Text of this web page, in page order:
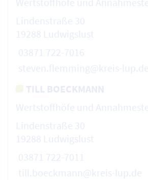
Lindenstraße 30
19288 Ludwigslust
03871 722-7016
steven.flemming@kreis-lup.de
TILL BOECKMANN
Wertstoffhöfe und
Lindenstraße 30
19288 Ludwigslust
03871 722-7011
till.boeckmann@kreis-lup.de